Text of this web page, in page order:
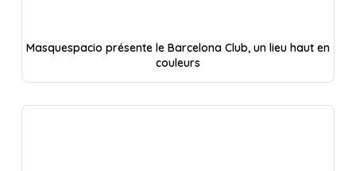
Masquespacio présente le Barcelona Club, un lieu haut en
couleurs